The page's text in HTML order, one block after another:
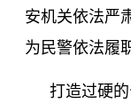
安机关依法严
为民警依法履
打造过硬